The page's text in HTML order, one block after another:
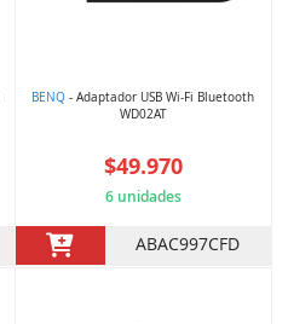
BENQ - Adaptador USB Wi-Fi Bluetooth
WD02AT
$49.970
6 unidades
ABAC997CFD